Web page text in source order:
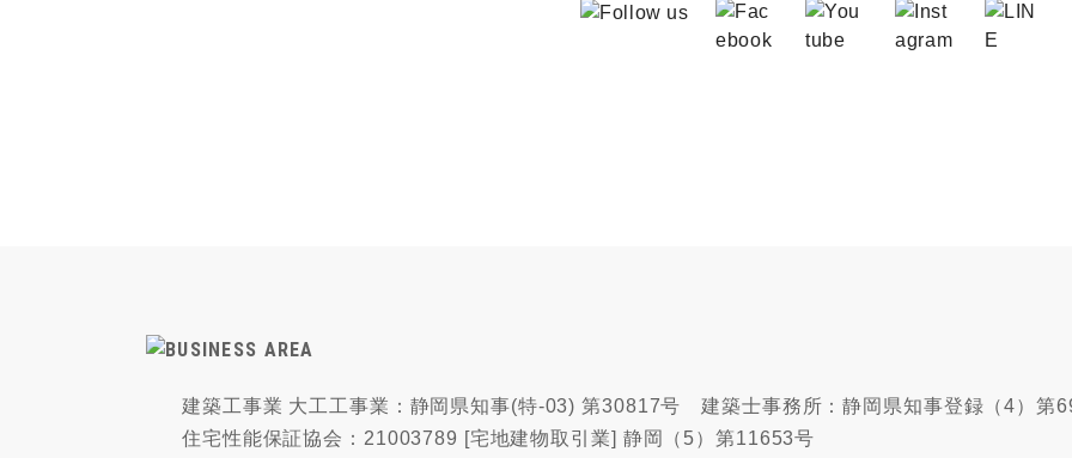
建築工事業 大工工事業：静岡県知事(特-03) 第30817号 建築士事務所：静岡県知事登録（4）第
住宅性能保証協会：21003789 [宅地建物取引業] 静岡（5）第11653号